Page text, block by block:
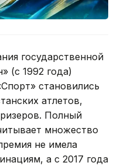
государственной
(с 1992 года)
становились
атлетов,
Полный
множество
не имела
а с 2017 года